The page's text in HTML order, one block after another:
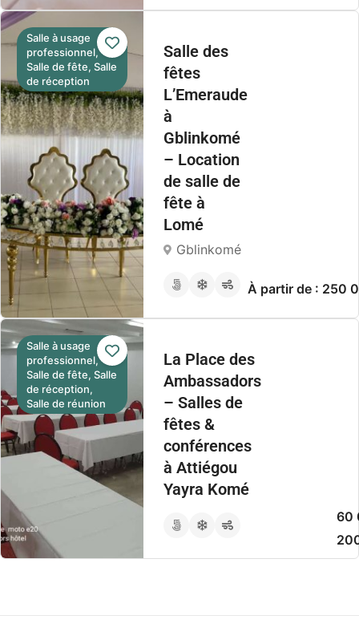
Salle à usage
professionnel,
Salle de fête, Salle
de réception
Salle des
fêtes
L’Emeraude
à
Gblinkomé
– Location
de salle de
fête à
Lomé
Gblinkomé
À partir de : 250
Salle à usage
professionnel,
Salle de fête, Salle
de réception,
Salle de réunion
La Place des
Ambassadors
– Salles de
fêtes &
conférences
à Attiégou
Yayra Komé
60